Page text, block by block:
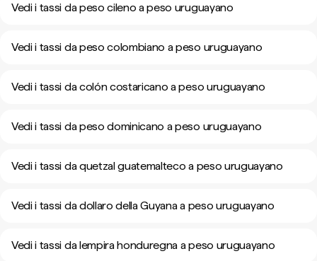
Vedi i tassi da peso cileno a peso uruguayano
Vedi i tassi da peso colombiano a peso uruguayano
Vedi i tassi da colón costaricano a peso uruguayano
Vedi i tassi da peso dominicano a peso uruguayano
Vedi i tassi da quetzal guatemalteco a peso uruguayano
Vedi i tassi da dollaro della Guyana a peso uruguayano
Vedi i tassi da lempira honduregna a peso uruguayano